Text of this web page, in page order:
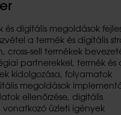
és digitális megoldások
a termék és digitális
cross-sell termékek
partnerekkel, termék és
kidolgozása, folyamatok
megoldások
ellenőrzése, digitális
vonatkozó üzleti igények